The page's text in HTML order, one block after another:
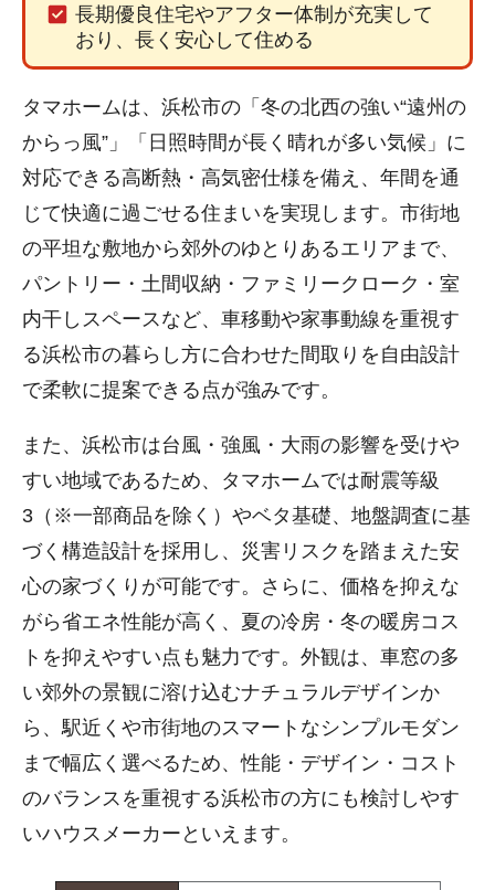
長期優良住宅やアフター体制が充実して
おり、長く安心して住める
タマホームは、浜松市の「冬の北西の強い“遠州の
からっ風”」「日照時間が長く晴れが多い気候」に
対応できる高断熱・高気密仕様を備え、年間を通
じて快適に過ごせる住まいを実現します。市街地
の平坦な敷地から郊外のゆとりあるエリアまで、
パントリー・土間収納・ファミリークローク・室
内干しスペースなど、車移動や家事動線を重視す
る浜松市の暮らし方に合わせた間取りを自由設計
で柔軟に提案できる点が強みです。
また、浜松市は台風・強風・大雨の影響を受けや
すい地域であるため、タマホームでは耐震等級
3（※一部商品を除く）やベタ基礎、地盤調査に基
づく構造設計を採用し、災害リスクを踏まえた安
心の家づくりが可能です。さらに、価格を抑えな
がら省エネ性能が高く、夏の冷房・冬の暖房コス
トを抑えやすい点も魅力です。外観は、車窓の多
い郊外の景観に溶け込むナチュラルデザインか
ら、駅近くや市街地のスマートなシンプルモダン
まで幅広く選べるため、性能・デザイン・コスト
のバランスを重視する浜松市の方にも検討しやす
いハウスメーカーといえます。